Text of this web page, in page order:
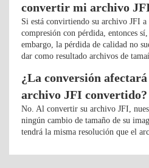
convertir mi archivo
Si está convirtiendo su archivo JFI
compresión con pérdida, entonces
embargo, la pérdida de calidad no
dar como resultado archivos de
¿La conversión
archivo JFI convertido?
No. Al convertir su archivo JFI,
ningún cambio de tamaño de su
tendrá la misma resolución que el